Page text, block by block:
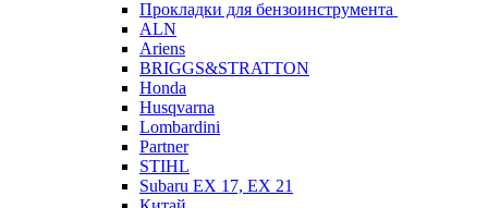
Прокладки для бензоинструмента
ALN
Ariens
BRIGGS&STRATTON
Honda
Husqvarna
Lombardini
Partner
STIHL
Subaru EX 17, EX 21